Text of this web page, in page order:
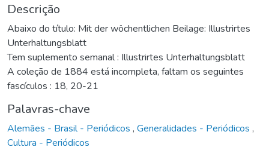
Descrição
Abaixo do título: Mit der wöchentlichen Beilage: Illustrirtes
Unterhaltungsblatt
Tem suplemento semanal : Illustrirtes Unterhaltungsblatt
A coleção de 1884 está incompleta, faltam os seguintes
fascículos : 18, 20-21
Palavras-chave
Alemães - Brasil - Periódicos , Generalidades - Periódicos ,
Cultura - Periódicos